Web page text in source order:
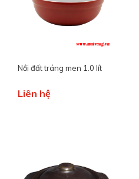
Nồi đất tráng men 1.0 lít
Liên hệ